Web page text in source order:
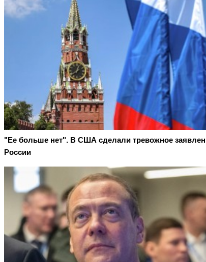
"Ее больше нет". В США сделали тревожное
России